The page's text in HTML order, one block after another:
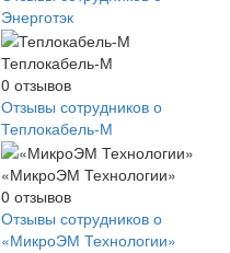
Энерготэк
Теплокабель-М
0 отзывов
Отзывы сотрудников о
Теплокабель-М
«МикроЭМ Технологии»
0 отзывов
Отзывы сотрудников о
«МикроЭМ Технологии»